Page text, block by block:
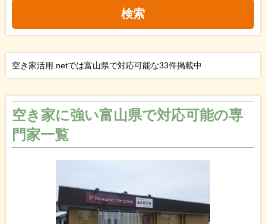
検索
空き家活用.netでは富山県で対応可能な33件掲載中
空き家に強い富山県で対応可能の専
門家一覧